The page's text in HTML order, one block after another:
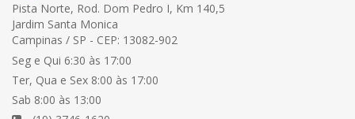
Pista Norte, Rod. Dom Pedro I, Km 140,5
Jardim Santa Monica
Campinas / SP - CEP: 13082-902
Seg e Qui 6:30 às 17:00
Ter, Qua e Sex 8:00 às 17:00
Sab 8:00 às 13:00